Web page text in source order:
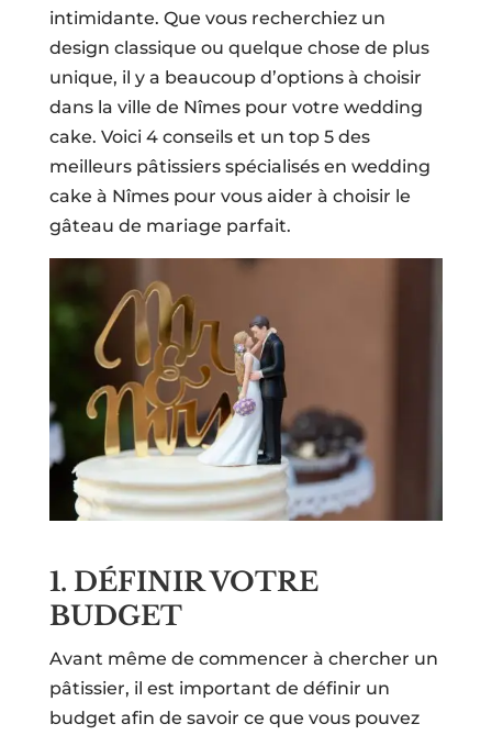
intimidante. Que vous recherchiez un
design classique ou quelque chose de plus
unique, il y a beaucoup d’options à choisir
dans la ville de Nîmes pour votre wedding
cake. Voici 4 conseils et un top 5 des
meilleurs pâtissiers spécialisés en wedding
cake à Nîmes pour vous aider à choisir le
gâteau de mariage parfait.
1. DÉFINIR VOTRE
BUDGET
Avant même de commencer à chercher un
pâtissier, il est important de définir un
budget afin de savoir ce que vous pouvez